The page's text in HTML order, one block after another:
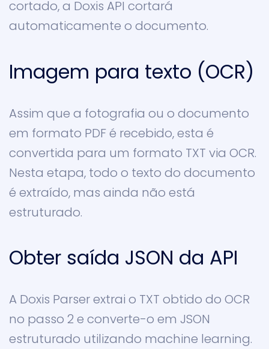
cortado, a Doxis API cortará
automaticamente o documento.
Imagem para texto (OCR)
Assim que a fotografia ou o documento
em formato PDF é recebido, esta é
convertida para um formato TXT via OCR.
Nesta etapa, todo o texto do documento
é extraído, mas ainda não está
estruturado.
Obter saída JSON da API
A Doxis Parser extrai o TXT obtido do OCR
no passo 2 e converte-o em JSON
estruturado utilizando machine learning.